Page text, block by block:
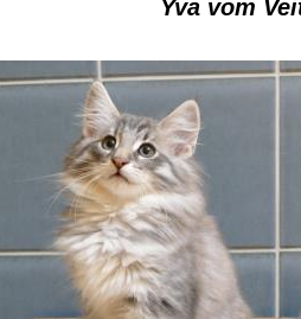
Yva vom